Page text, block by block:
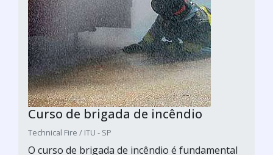
Curso de brigada de incêndio
Technical Fire / ITU - SP
O curso de brigada de incêndio é fundamental